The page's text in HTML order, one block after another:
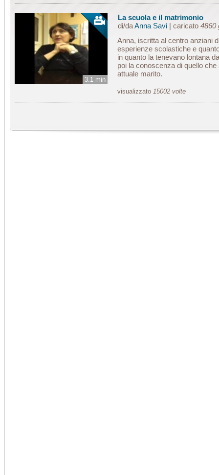
3.1 min
La scuola e il matrimonio
di/daAnna Savi| caricato 4860
Anna, iscritta al centro anziani
esperienze scolastiche e
in quanto la tenevano lontana
poi la conoscenza di quello
attuale marito.
visualizzato 15002 volte